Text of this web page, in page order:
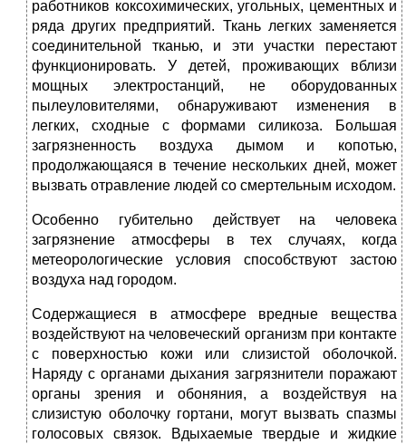
работников коксохимических, угольных, цементных и
ряда других предприятий. Ткань легких заменяется
соединительной тканью, и эти участки перестают
функционировать. У детей, проживающих вблизи
мощных электростанций, не оборудованных
пылеуловителями, обнаруживают изменения в
легких, сходные с формами силикоза. Большая
загрязненность воздуха дымом и копотью,
продолжающаяся в течение нескольких дней, может
вызвать отравление людей со смертельным исходом.
Особенно губительно действует на человека
загрязнение атмосферы в тех случаях, когда
метеорологические условия способствуют застою
воздуха над городом.
Содержащиеся в атмосфере вредные вещества
воздействуют на человеческий организм при контакте
с поверхностью кожи или слизистой оболочкой.
Наряду с органами дыхания загрязнители поражают
органы зрения и обоняния, а воздействуя на
слизистую оболочку гортани, могут вызвать спазмы
голосовых связок. Вдыхаемые твердые и жидкие